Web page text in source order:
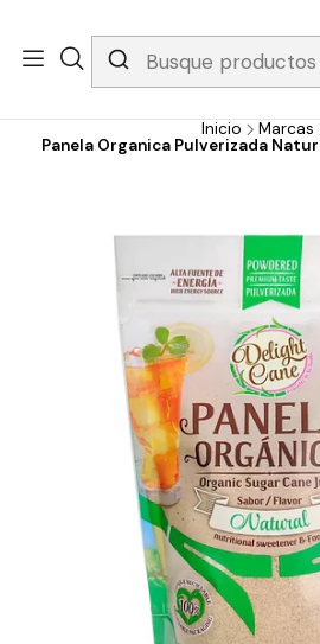
Whatsapp 3229079958/ Fijo 6019251796 /
gratis apartir de 199.000!
Inicio
Marcas
Panela Organica Pulverizada